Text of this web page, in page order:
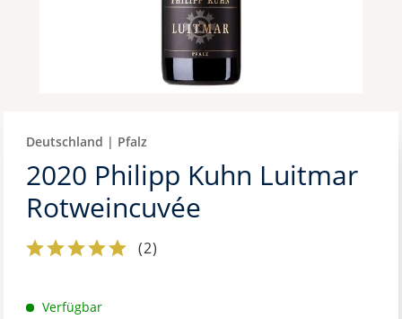
Deutschland | Pfalz
2020 Philipp Kuhn Luitmar
Rotweincuvée
(2)
Verfügbar